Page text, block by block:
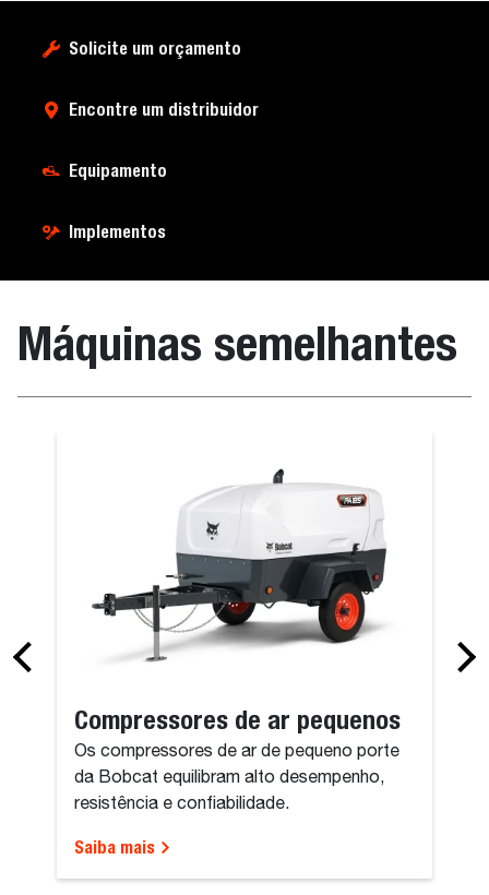
Solicite um orçamento
Encontre um distribuidor
Equipamento
Implementos
Máquinas semelhantes
Compressores de ar pequenos
Os compressores de ar de pequeno porte
da Bobcat equilibram alto desempenho,
resistência e confiabilidade.
Saiba mais